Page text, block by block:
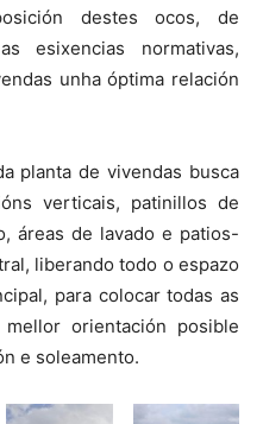
destes ocos, de
esixencias normativas,
unha óptima relación
planta de vivendas busca
verticais, patinillos de
áreas de lavado e patios-
liberando todo o espazo
para colocar todas as
orientación posible
e soleamento.